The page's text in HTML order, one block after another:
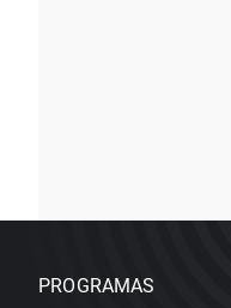
PROGRAMAS